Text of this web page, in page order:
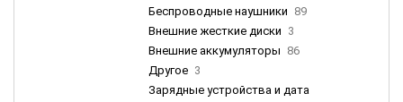
Беспроводные наушники 89
Внешние жесткие диски 3
Внешние аккумуляторы 86
Другое 3
Зарядные устройства и дата